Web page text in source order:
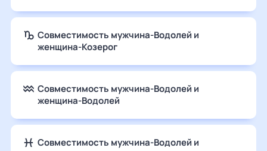
Совместимость мужчина-Водолей и
женщина-Козерог
Совместимость мужчина-Водолей и
женщина-Водолей
Совместимость мужчина-Водолей и